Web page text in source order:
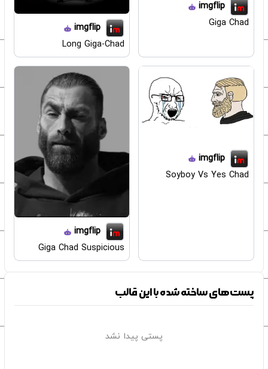
imgflip
Giga Chad
imgflip
Long Giga-Chad
imgflip
Soyboy Vs Yes Chad
imgflip
Giga Chad Suspicious
پست‌های ساخته شده با این قالب
پستی پیدا نشد